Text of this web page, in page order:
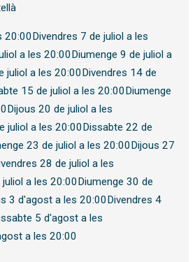
20:00Divendres 7 de juliol a les
a les 20:00Diumenge 9 de juliol a
juliol a les 20:00Divendres 14 de
15 de juliol a les 20:00Diumenge
20 de juliol a les
juliol a les 20:00Dissabte 22 de
23 de juliol a les 20:00Dijous 27
28 de juliol a les
a les 20:00Diumenge 30 de
3 d'agost a les 20:00Divendres 4
5 d'agost a les
a les 20:00